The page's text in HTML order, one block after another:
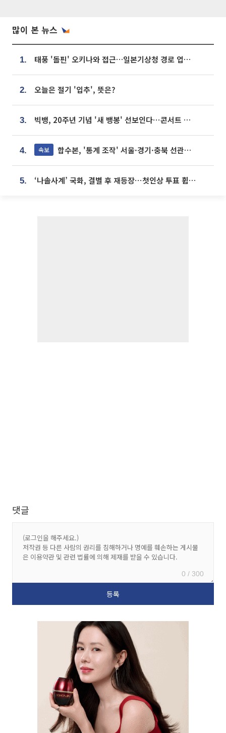
많이 본 뉴스
1. 태풍 '돌핀' 오키나와 접근…일본기상청 경로 업데이트
2. 오늘은 절기 '입추', 뜻은?
3. 빅뱅, 20주년 기념 '새 뱅봉' 선보인다⋯콘서트 앞두고 팝업 개최
4. 속보 합수본, '통계 조작' 서울·경기·충북 선관위 등 추가 압수수색
5. ‘나솔사계’ 국화, 결별 후 재등장⋯첫인상 투표 휩쓸고 ‘인기녀’ 등극
댓글
0 / 300